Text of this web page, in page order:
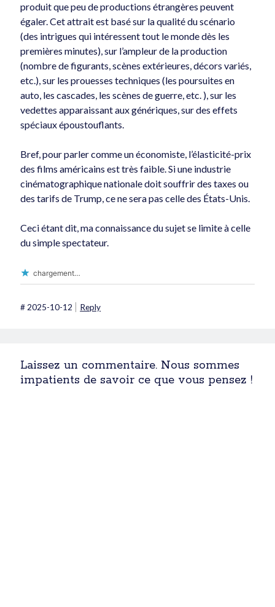
produit que peu de productions étrangères peuvent
égaler. Cet attrait est basé sur la qualité du scénario
(des intrigues qui intéressent tout le monde dès les
premières minutes), sur l’ampleur de la production
(nombre de figurants, scènes extérieures, décors variés,
etc.), sur les prouesses techniques (les poursuites en
auto, les cascades, les scènes de guerre, etc. ), sur les
vedettes apparaissant aux génériques, sur des effets
spéciaux époustouflants.
Bref, pour parler comme un économiste, l’élasticité-prix
des films américains est très faible. Si une industrie
cinématographique nationale doit souffrir des taxes ou
des tarifs de Trump, ce ne sera pas celle des États-Unis.
Ceci étant dit, ma connaissance du sujet se limite à celle
du simple spectateur.
chargement…
# 2025-10-12 Reply
Laissez un commentaire. Nous sommes
impatients de savoir ce que vous pensez !